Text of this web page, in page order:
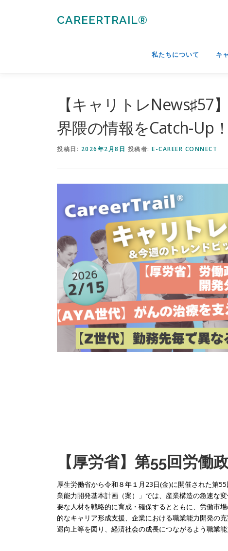
ス
CAREERTRAIL®
私たちについて キ
【キャリトレNews♯57
界隈の情報をCatch-Up！
投稿日: 2026年2月8日 投稿者: E-CAREER CONNECT
【厚労省】 第55回労働
厚生労働省から令和８年１月23日(金)に開催された第
業能力開発基本計画（案）」では、産業構造の急速な
要な人材を戦略的に育成・確保するとともに、労働市
的なキャリア形成支援、企業における職業能力開発の
遇向上等を図り、経済社会の成長につながるよう職業